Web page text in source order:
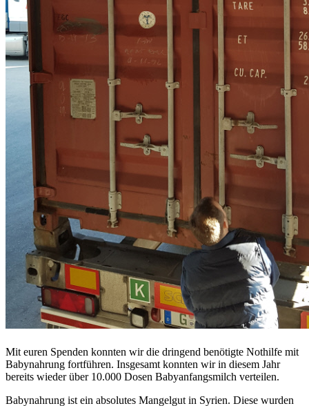
Mit euren Spenden konnten wir die dringend benötigte Nothilfe mit
Babynahrung fortführen. Insgesamt konnten wir in diesem Jahr
bereits wieder über 10.000 Dosen Babyanfangsmilch verteilen.
Babynahrung ist ein absolutes Mangelgut in Syrien. Diese wurden